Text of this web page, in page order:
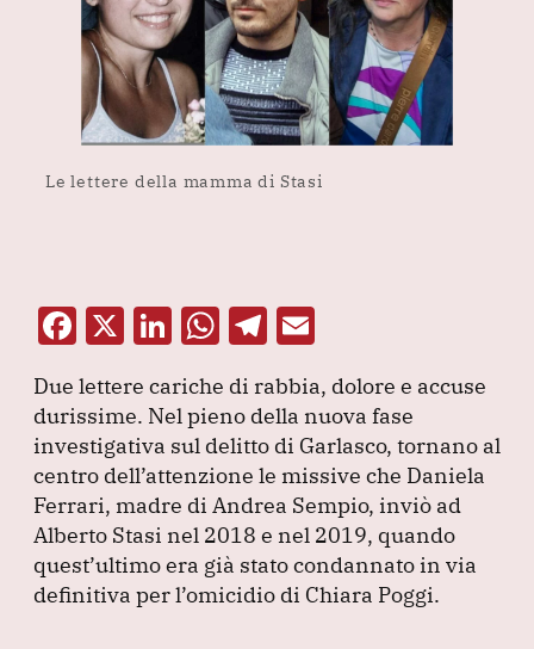
Le lettere della mamma di Stasi
F
c
e
b
o
o
k
X Li
k
e
dI
n
W
at
s
A
p
p
T
e
gr
a
m
ai
l
Due lettere cariche di rabbia, dolore e accuse
durissime. Nel pieno della nuova fase
investigativa sul delitto di Garlasco, tornano al
centro dell’attenzione le missive che Daniela
Ferrari, madre di Andrea Sempio, inviò ad
Alberto Stasi nel 2018 e nel 2019, quando
quest’ultimo era già stato condannato in via
definitiva per l’omicidio di Chiara Poggi.